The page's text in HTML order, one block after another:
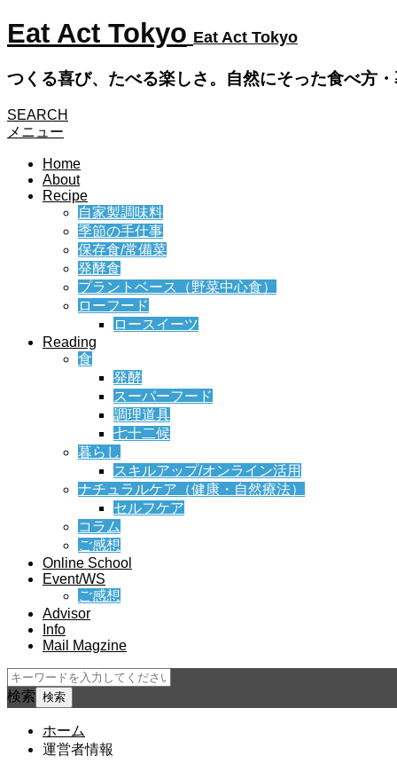
Eat Act Tokyo Eat Act Tokyo
つくる喜び、たべる楽しさ。自然にそった食べ方
SEARCH
メニュー
Home
About
Recipe
自家製調味料
季節の手仕事
保存食/常備菜
発酵食
プラントベース（野菜中心食）
ローフード
ロースイーツ
Reading
食
発酵
スーパーフード
調理道具
七十二候
暮らし
スキルアップ/オンライン活用
ナチュラルケア（健康・自然療法）
セルフケア
コラム
ご感想
Online School
Event/WS
ご感想
Advisor
Info
Mail Magzine
検索
ホーム
運営者情報